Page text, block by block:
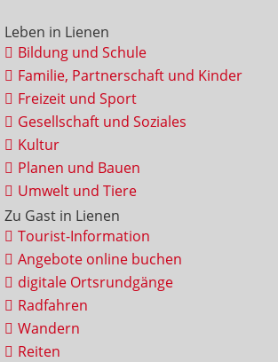
Leben in Lienen
Bildung und Schule
Familie, Partnerschaft und Kinder
Freizeit und Sport
Gesellschaft und Soziales
Kultur
Planen und Bauen
Umwelt und Tiere
Zu Gast in Lienen
Tourist-Information
Angebote online buchen
digitale Ortsrundgänge
Radfahren
Wandern
Reiten